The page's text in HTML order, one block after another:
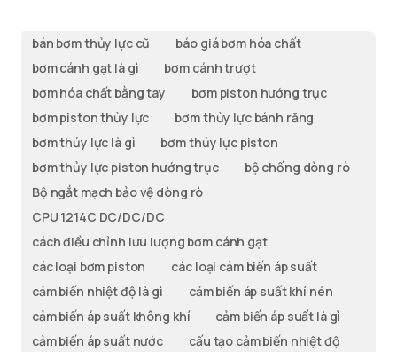
bán bơm thủy lực cũ
báo giá bơm hóa chất
bơm cánh gạt là gì
bơm cánh trượt
bơm hóa chất bằng tay
bơm piston hướng trục
bơm piston thủy lực
bơm thủy lực bánh răng
bơm thủy lực là gì
bơm thủy lực piston
bơm thủy lực piston hướng trục
bộ chống dòng rò
Bộ ngắt mạch bảo vệ dòng rò
CPU 1214C DC/DC/DC
cách điều chỉnh lưu lượng bơm cánh gạt
các loại bơm piston
các loại cảm biến áp suất
cảm biến nhiệt độ là gì
cảm biến áp suất khí nén
cảm biến áp suất không khí
cảm biến áp suất là gì
cảm biến áp suất nước
cấu tạo cảm biến nhiệt độ